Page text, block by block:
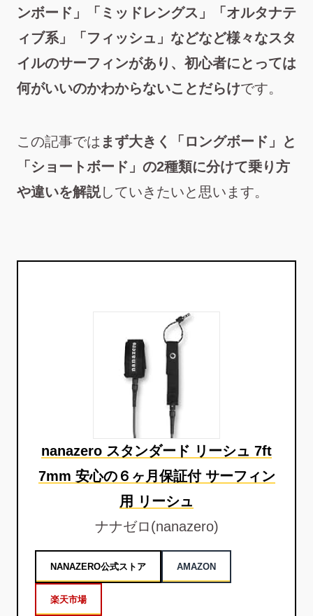
ンボード」「ミッドレングス」「オルタナテ
ィブ系」「フィッシュ」などなど様々なスタ
イルのサーフィンがあり、初心者にとっては
何がいいのかわからないことだらけです。
この記事では まず大きく「ロングボード」と
「ショートボード」の2種類に分けて乗り方
や違いを解説していきたいと思います。
nanazero スタンダード リーシュ 7ft
7mm 安心の６ヶ月保証付 サーフィン
用 リーシュ
ナナゼロ(nanazero)
NANAZERO公式ストア AMAZON
楽天市場